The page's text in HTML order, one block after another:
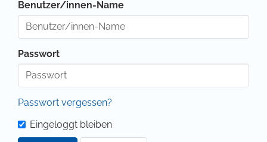
Benutzer/innen-Name
Passwort
Passwort vergessen?
Eingeloggt bleiben